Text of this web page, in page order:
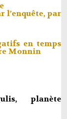
l’enquête, par
en temps
Monnin
planète